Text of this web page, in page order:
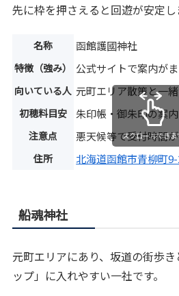
先に枠を押さえると回遊が安定し
名称 函館護國神社
特徴（強み） 公式サイトで案内が
向いている人 元町エリア散策と一
初穂料目安 朱印帳・御朱印の案
注意点 悪天候等で受付時間
住所 北海道函館市青柳町
スクロールできま
船魂神社
元町エリアにあり、坂道の街歩
ップ」に入れやすい一社です。